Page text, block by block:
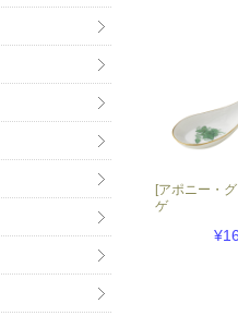
[アポニー・
ゲ